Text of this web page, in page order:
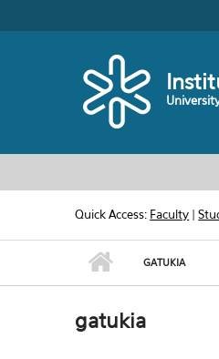
Quick Access: Faculty |
GATUKIA
gatukia